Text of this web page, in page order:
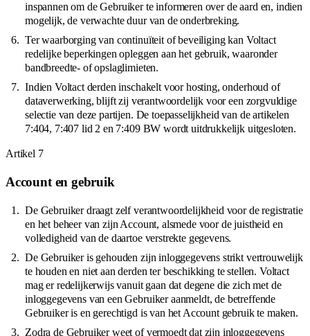
inspannen om de Gebruiker te informeren over de aard en, indien
mogelijk, de verwachte duur van de onderbreking.
Ter waarborging van continuïteit of beveiliging kan Voltact
redelijke beperkingen opleggen aan het gebruik, waaronder
bandbreedte- of opslaglimieten.
Indien Voltact derden inschakelt voor hosting, onderhoud of
dataverwerking, blijft zij verantwoordelijk voor een zorgvuldige
selectie van deze partijen. De toepasselijkheid van de artikelen
7:404, 7:407 lid 2 en 7:409 BW wordt uitdrukkelijk uitgesloten.
Artikel 7
Account en gebruik
De Gebruiker draagt zelf verantwoordelijkheid voor de registratie
en het beheer van zijn Account, alsmede voor de juistheid en
volledigheid van de daartoe verstrekte gegevens.
De Gebruiker is gehouden zijn inloggegevens strikt vertrouwelijk
te houden en niet aan derden ter beschikking te stellen. Voltact
mag er redelijkerwijs vanuit gaan dat degene die zich met de
inloggegevens van een Gebruiker aanmeldt, de betreffende
Gebruiker is en gerechtigd is van het Account gebruik te maken.
Zodra de Gebruiker weet of vermoedt dat zijn inloggegevens